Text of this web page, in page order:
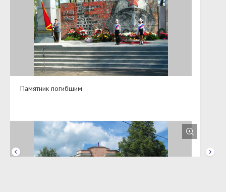
Памятник погибшим